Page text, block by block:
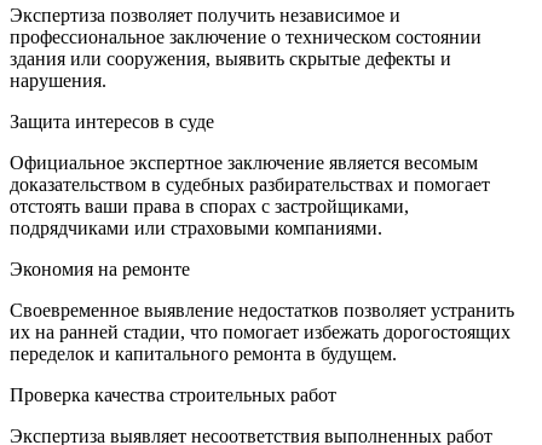
Экспертиза позволяет получить независимое и
профессиональное заключение о техническом состоянии
здания или сооружения, выявить скрытые дефекты и
нарушения.
Защита интересов в суде
Официальное экспертное заключение является весомым
доказательством в судебных разбирательствах и помогает
отстоять ваши права в спорах с застройщиками,
подрядчиками или страховыми компаниями.
Экономия на ремонте
Своевременное выявление недостатков позволяет устранить
их на ранней стадии, что помогает избежать дорогостоящих
переделок и капитального ремонта в будущем.
Проверка качества строительных работ
Экспертиза выявляет несоответствия выполненных работ